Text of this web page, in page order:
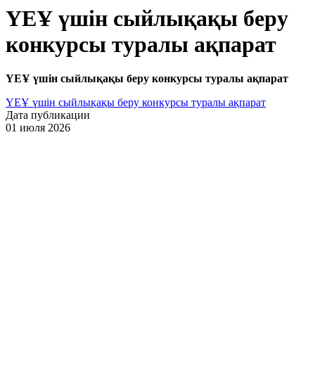
ҮЕҰ үшін сыйлықақы беру
конкурсы туралы ақпарат
ҮЕҰ үшін сыйлықақы беру конкурсы туралы ақпарат
ҮЕҰ үшін сыйлықақы беру конкурсы туралы ақпарат
Дата публикации
01 июля 2026